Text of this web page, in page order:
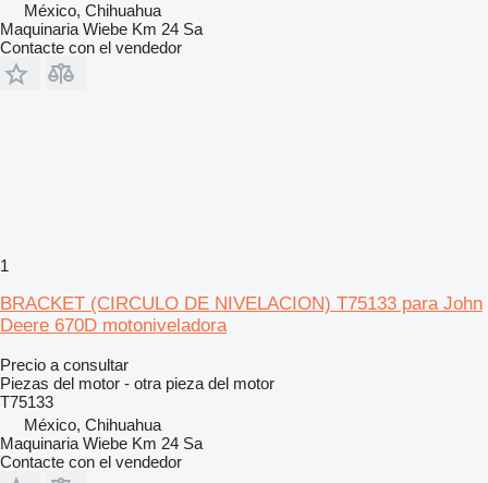
México, Chihuahua
Maquinaria Wiebe Km 24 Sa
Contacte con el vendedor
1
BRACKET (CIRCULO DE NIVELACION) T75133 para John
Deere 670D motoniveladora
Precio a consultar
Piezas del motor - otra pieza del motor
T75133
México, Chihuahua
Maquinaria Wiebe Km 24 Sa
Contacte con el vendedor